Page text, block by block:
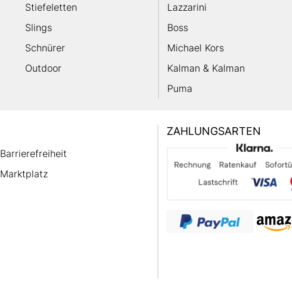
Stiefeletten
Slings
Schnürer
Outdoor
Lazzarini
Boss
Michael Kors
Kalman & Kalman
Puma
Barrierefreiheit
Marktplatz
ZAHLUNGSARTEN